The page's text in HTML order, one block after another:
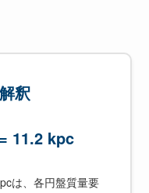
釈
11.2 kpc
は、各円盤質量要